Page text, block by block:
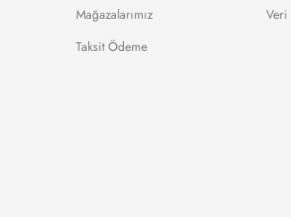
Mağazalarımız
Taksit Ödeme
Veri